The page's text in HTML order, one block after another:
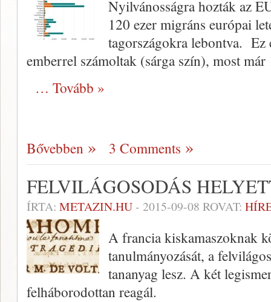
Nyilvánosságra hozták az
120 ezer migráns európai
tagországokra lebontva. Ez
emberrel számoltak (sárga szín), most
… Tovább »
Bővebben 3 Comments
FELVILÁGOSODÁS
ÍRTA: METAZIN.HU- 2015-09-08 ROVAT:
A francia kiskamaszoknak
tanulmányozását, a
tananyag lesz. A két
felháborodottan reagál.